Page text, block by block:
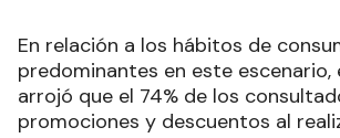
En relación a los hábitos de
predominantes en este escenario,
arrojó que el 74% de los
promociones y descuentos al